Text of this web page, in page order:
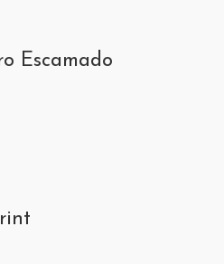
Escamado